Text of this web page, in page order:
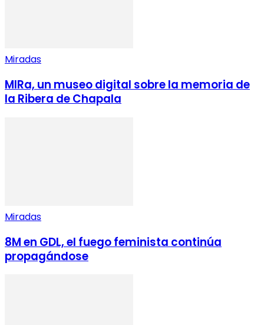
Miradas
MIRa, un museo digital sobre la memoria de
la Ribera de Chapala
Miradas
8M en GDL, el fuego feminista continúa
propagándose